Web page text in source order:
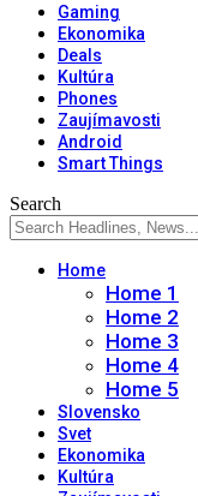
Gaming
Ekonomika
Deals
Kultúra
Phones
Zaujímavosti
Android
Smart Things
Search
Home
Home 1
Home 2
Home 3
Home 4
Home 5
Slovensko
Svet
Ekonomika
Kultúra